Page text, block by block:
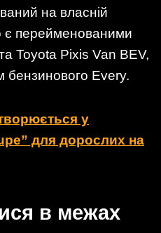
на власній
є перейменованими
Toyota Pixis Van BEV,
бензинового Every.
у
для дорослих на
в межах